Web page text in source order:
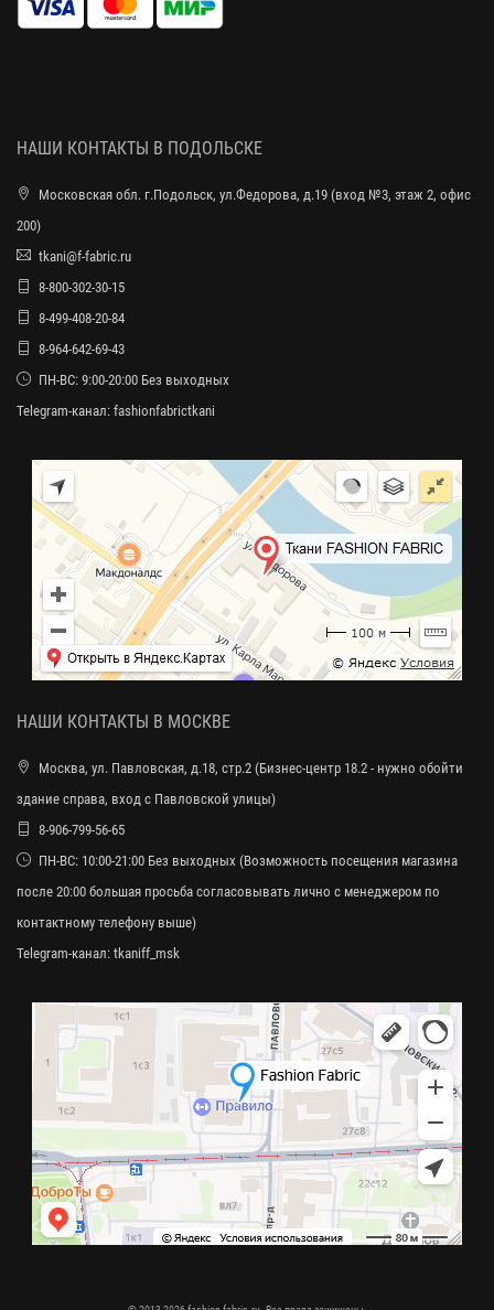
НАШИ КОНТАКТЫ В ПОДОЛЬСКЕ
Московская обл. г.Подольск, ул.Федорова, д.19 (вход №3, этаж 2, офис
200)
tkani@f-fabric.ru
8-800-302-30-15
8-499-408-20-84
8-964-642-69-43
ПН-ВС: 9:00-20:00 Без выходных
Telegram-канал: fashionfabrictkani
НАШИ КОНТАКТЫ В МОСКВЕ
Москва, ул. Павловская, д.18, стр.2 (Бизнес-центр 18.2 - нужно обойти
здание справа, вход с Павловской улицы)
8-906-799-56-65
ПН-ВС: 10:00-21:00 Без выходных (Возможность посещения магазина
после 20:00 большая просьба согласовывать лично с менеджером по
контактному телефону выше)
Telegram-канал: tkaniff_msk